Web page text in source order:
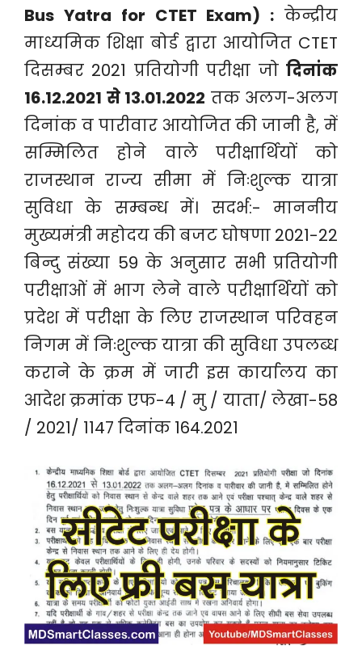
Bus Yatra for CTET Exam) : केन्द्रीय
माध्यमिक शिक्षा बोर्ड द्वारा आयोजित CTET
दिसम्बर 2021 प्रतियोगी परीक्षा जो दिनांक
16.12.2021 से 13.01.2022 तक अलग-अलग
दिनांक व पारीवार आयोजित की जानी है, में
सम्मिलित होने वाले परीक्षार्थियों को
राजस्थान राज्य सीमा में निःशुल्क यात्रा
सुविधा के सम्बन्ध में। सदर्भ:- माननीय
मुख्यमंत्री महोदय की बजट घोषणा 2021-22
बिन्दु संख्या 59 के अनुसार सभी प्रतियोगी
परीक्षाओं में भाग लेने वाले परीक्षार्थियों को
प्रदेश में परीक्षा के लिए राजस्थान परिवहन
निगम में निःशुल्क यात्रा की सुविधा उपलब्ध
कराने के क्रम में जारी इस कार्यालय का
आदेश क्रमांक एफ-4 / मु / याता/ लेखा-58
/ 2021/ 1147 दिनांक 164.2021